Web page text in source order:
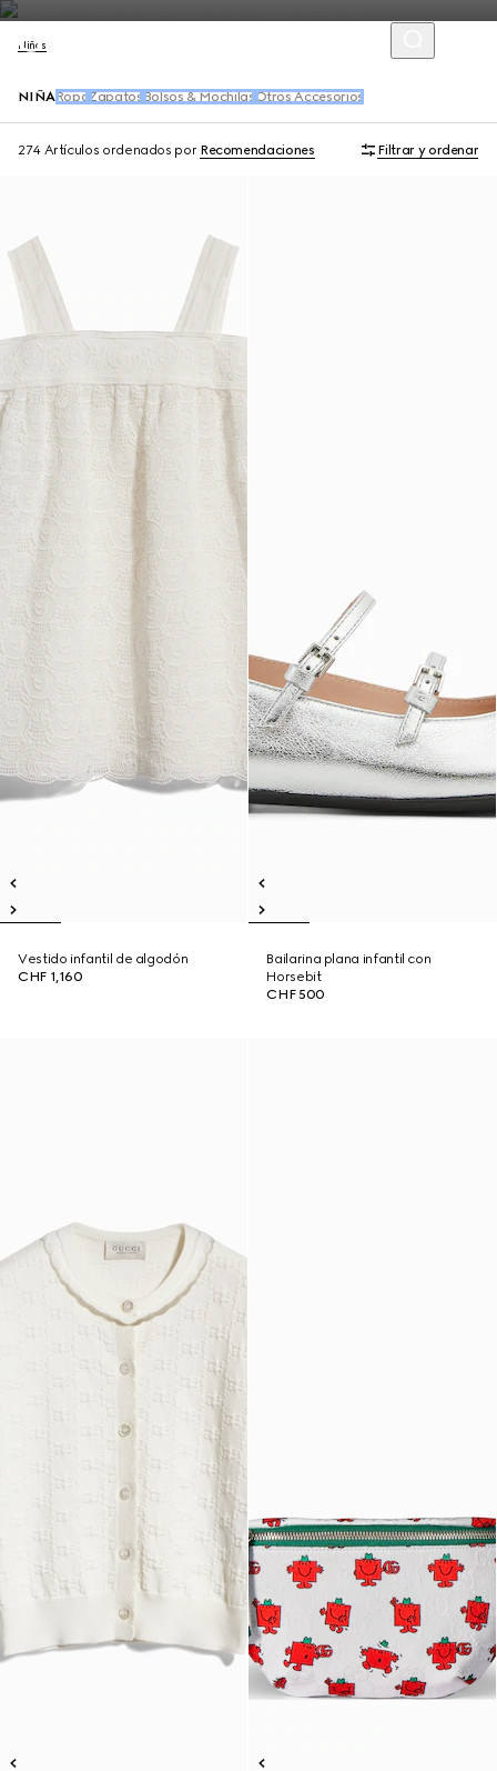
Niños
NIÑARopa Zapatos Bolsos & Mochilas Otros Accesorios
274 Artículos ordenados por Recomendaciones Filtrar y ordenar
Vestido infantil de algodón
CHF 1,160
Bailarina plana infantil con
Horsebit
CHF 500